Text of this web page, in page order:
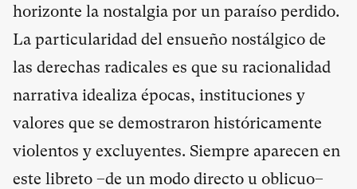
horizonte la nostalgia por un paraíso perdido.
La particularidad del ensueño nostálgico de
las derechas radicales es que su racionalidad
narrativa idealiza épocas, instituciones y
valores que se demostraron históricamente
violentos y excluyentes. Siempre aparecen en
este libreto –de un modo directo u oblicuo–